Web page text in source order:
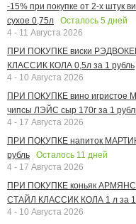
-15% при покупке от 2-х штук
сухое 0,75л
Осталось 5 дней
4 - 11 Августа 2026
ПРИ ПОКУПКЕ виски
КЛАССИК КОЛА 0,5л за 1 рубль
4 - 10 Августа 2026
ПРИ ПОКУПКЕ вино игристое
чипсы ЛЭЙС сыр 170г за 1
4 - 17 Августа 2026
ПРИ ПОКУПКЕ напиток
рубль
Осталось 11 дней
4 - 17 Августа 2026
ПРИ ПОКУПКЕ коньяк
СТАЙЛ КЛАССИК КОЛА 1 л за 1
4 - 10 Августа 2026